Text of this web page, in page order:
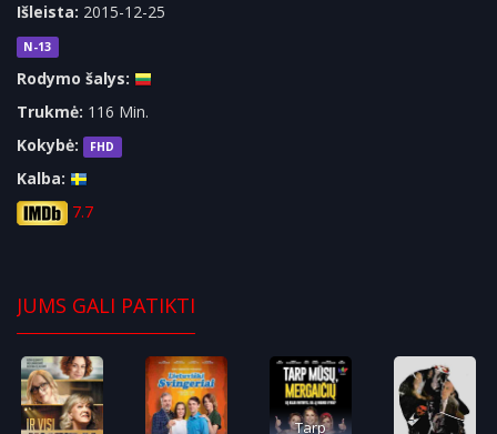
Išleista: 2015-12-25
N-13
Rodymo šalys:
Trukmė: 116 Min.
Kokybė:
FHD
Kalba:
7.7
JUMS GALI PATIKTI
Tarp